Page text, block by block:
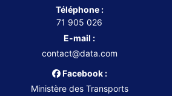
Téléphone :
71 905 026
E-mail :
contact@data.com
Facebook :
Ministère des Transports